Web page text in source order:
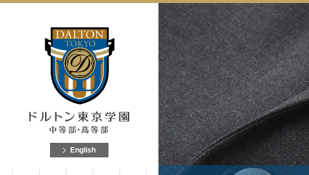
English